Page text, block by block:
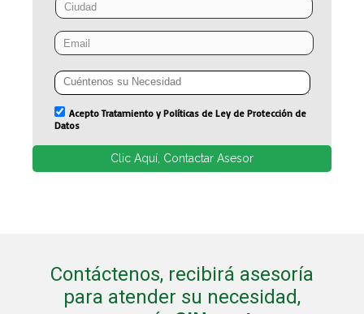
Contáctenos, recibirá asesoría
para atender su necesidad,